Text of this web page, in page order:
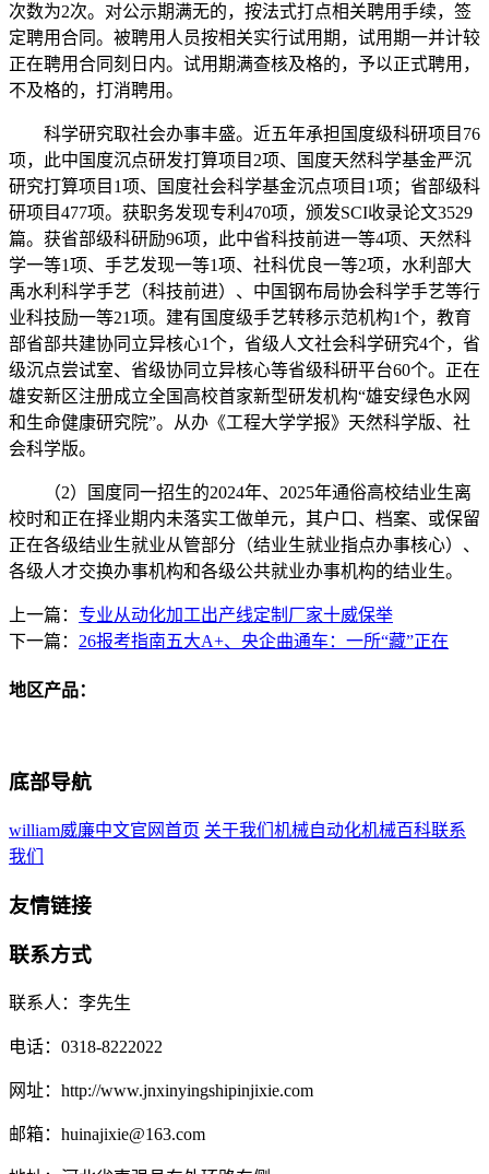
次数为2次。对公示期满无的，按法式打点相关聘用手续，签
定聘用合同。被聘用人员按相关实行试用期，试用期一并计较
正在聘用合同刻日内。试用期满查核及格的，予以正式聘用，
不及格的，打消聘用。
科学研究取社会办事丰盛。近五年承担国度级科研项目76
项，此中国度沉点研发打算项目2项、国度天然科学基金严沉
研究打算项目1项、国度社会科学基金沉点项目1项；省部级科
研项目477项。获职务发现专利470项，颁发SCI收录论文3529
篇。获省部级科研励96项，此中省科技前进一等4项、天然科
学一等1项、手艺发现一等1项、社科优良一等2项，水利部大
禹水利科学手艺（科技前进）、中国钢布局协会科学手艺等行
业科技励一等21项。建有国度级手艺转移示范机构1个，教育
部省部共建协同立异核心1个，省级人文社会科学研究4个，省
级沉点尝试室、省级协同立异核心等省级科研平台60个。正在
雄安新区注册成立全国高校首家新型研发机构“雄安绿色水网
和生命健康研究院”。从办《工程大学学报》天然科学版、社
会科学版。
（2）国度同一招生的2024年、2025年通俗高校结业生离
校时和正在择业期内未落实工做单元，其户口、档案、或保留
正在各级结业生就业从管部分（结业生就业指点办事核心）、
各级人才交换办事机构和各级公共就业办事机构的结业生。
上一篇： 专业从动化加工出产线定制厂家十威保举
下一篇： 26报考指南五大A+、央企曲通车：一所“藏”正在
地区产品：
底部导航
william威廉中文官网首页 关于我们 机械自动化机械百科联系
我们
友情链接
联系方式
联系人：李先生
电话：0318-8222022
网址：http://www.jnxinyingshipinjixie.com
邮箱：huinajixie@163.com